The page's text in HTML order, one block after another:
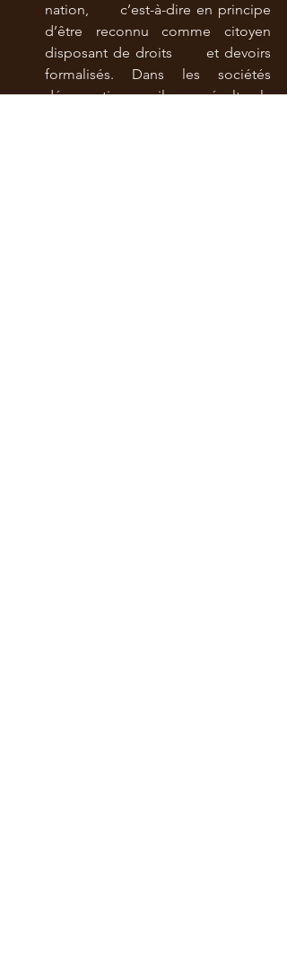
nation,      c’est-à-dire en principe
d’être reconnu comme citoyen
disposant de droits      et devoirs
formalisés. Dans les sociétés
démocratiques, il en résulte la